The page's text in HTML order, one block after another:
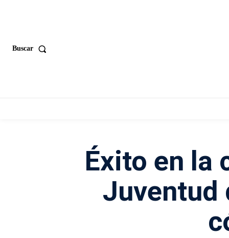
Buscar
Éxito en la
Juventud